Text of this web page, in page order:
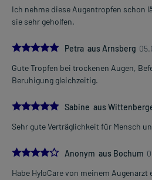
Ich nehme diese Augentropfen schon
sie sehr geholfen.
5.0
Petra aus Arnsberg
Gute Tropfen bei trockenen Augen,
Beruhigung gleichzeitig.
5.0
Sabine aus
Sehr gute Verträglichkeit für Mensch
4.0Anonym aus Bochum
Habe HyloCare von meinem